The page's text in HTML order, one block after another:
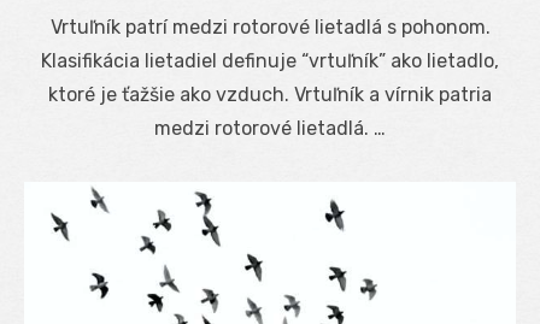
Vrtuľník patrí medzi rotorové lietadlá s pohonom.
Klasifikácia lietadiel definuje “vrtuľník” ako lietadlo,
ktoré je ťažšie ako vzduch. Vrtuľník a vírnik patria
medzi rotorové lietadlá. …